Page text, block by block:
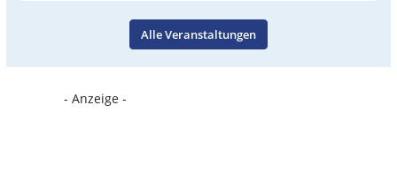
Alle Veranstaltungen
- Anzeige -